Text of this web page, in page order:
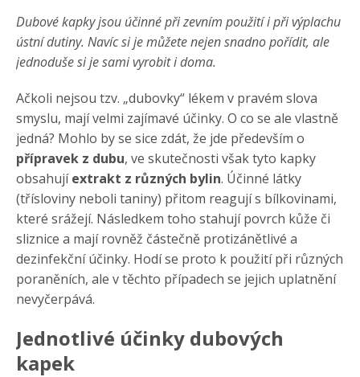
Dubové kapky jsou účinné při zevním použití i při výplachu
ústní dutiny. Navíc si je můžete nejen snadno pořídit, ale
jednoduše si je sami vyrobit i doma.
Ačkoli nejsou tzv. „dubovky“ lékem v pravém slova
smyslu, mají velmi zajímavé účinky. O co se ale vlastně
jedná? Mohlo by se sice zdát, že jde především o
přípravek z dubu, ve skutečnosti však tyto kapky
obsahujíextrakt z různých bylin. Účinné látky
(třísloviny neboli taniny) přitom reagují s bílkovinami,
které srážejí. Následkem toho stahují povrch kůže či
sliznice a mají rovněž částečně protizánětlivé a
dezinfekční účinky. Hodí se proto k použití při různých
poraněních, ale v těchto případech se jejich uplatnění
nevyčerpává.
Jednotlivé účinky dubových
kapek